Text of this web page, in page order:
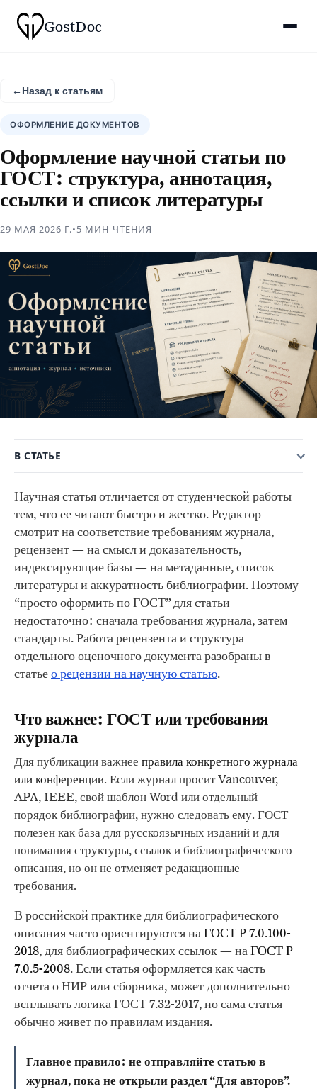
GostDoc
←Назад к статьям
ОФОРМЛЕНИЕ ДОКУМЕНТОВ
Оформление научной статьи по
ГОСТ: структура, аннотация,
ссылки и список литературы
29 МАЯ 2026 Г.•5 МИН ЧТЕНИЯ
В СТАТЬЕ
Научная статья отличается от студенческой работы
тем, что ее читают быстро и жестко. Редактор
смотрит на соответствие требованиям журнала,
рецензент — на смысл и доказательность,
индексирующие базы — на метаданные, список
литературы и аккуратность библиографии. Поэтому
“просто оформить по ГОСТ” для статьи
недостаточно: сначала требования журнала, затем
стандарты. Работа рецензента и структура
отдельного оценочного документа разобраны в
статьео рецензии на научную статью.
Что важнее: ГОСТ или требования
журнала
Для публикации важнее правила конкретного журнала
или конференции. Если журнал просит Vancouver,
APA, IEEE, свой шаблон Word или отдельный
порядок библиографии, нужно следовать ему. ГОСТ
полезен как база для русскоязычных изданий и для
понимания структуры, ссылок и библиографического
описания, но он не отменяет редакционные
требования.
В российской практике для библиографического
описания часто ориентируются наГОСТ Р 7.0.100-
2018, для библиографических ссылок — наГОСТ Р
7.0.5-2008. Если статья оформляется как часть
отчета о НИР или сборника, может дополнительно
всплывать логика ГОСТ 7.32-2017, но сама статья
обычно живет по правилам издания.
Главное правило: не отправляйте статью в
журнал, пока не открыли раздел “Для авторов”.